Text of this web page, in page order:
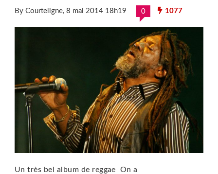
By Courteligne, 8 mai 2014 18h19 0 1077
Un très bel album de reggae On a